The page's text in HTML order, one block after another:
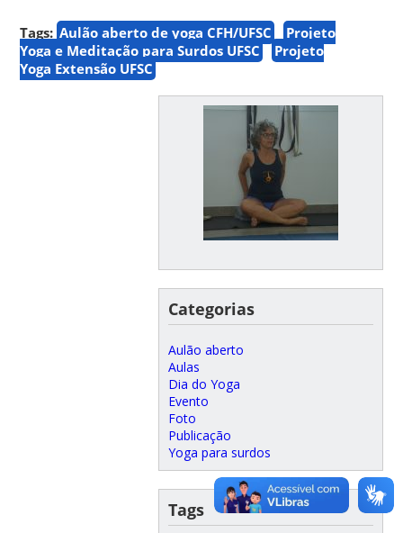
Tags: Aulão aberto de yoga CFH/UFSC
Projeto
Yoga e Meditação para Surdos UFSC
Projeto
Yoga Extensão UFSC
Categorias
Aulão aberto
Aulas
Dia do Yoga
Evento
Foto
Publicação
Yoga para surdos
Tags